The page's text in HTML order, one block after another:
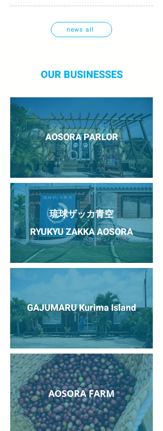
news all
OUR BUSINESSES
AOSORA PARLOR
琉球ザッカ青空
RYUKYU ZAKKA AOSORA
GAJUMARU Kurima Island
AOSORA FARM